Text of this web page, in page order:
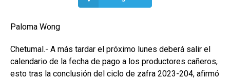
Paloma Wong
Chetumal.- A más tardar el próximo lunes deberá salir el
calendario de la fecha de pago a los productores cañeros,
esto tras la conclusión del ciclo de zafra 2023-204, afirmó